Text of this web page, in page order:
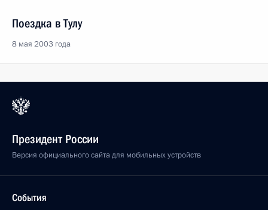
Поездка в Тулу
8 мая 2003 года
Президент России
Версия официального сайта для мобильных устройств
События